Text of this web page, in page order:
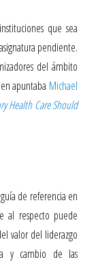
que sea
pendiente.
del ámbito
apuntaba Michael
Health Care Should
de referencia en
al respecto puede
valor del liderazgo
y cambio de las